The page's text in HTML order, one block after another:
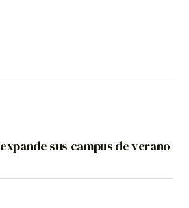
sus campus de verano